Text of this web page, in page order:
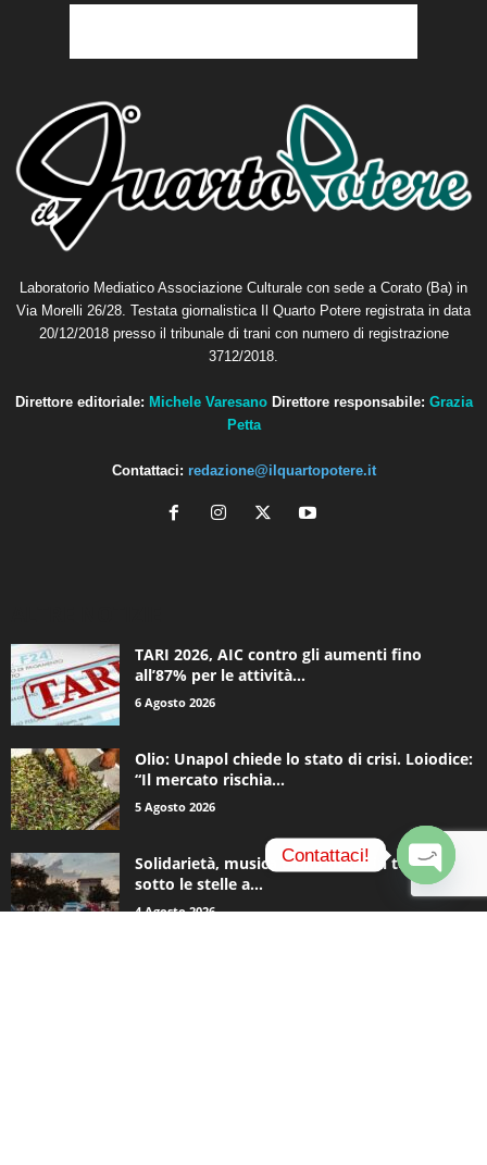
Laboratorio Mediatico Associazione Culturale con sede a Corato (Ba) in
Via Morelli 26/28. Testata giornalistica Il Quarto Potere registrata in data
20/12/2018 presso il tribunale di trani con numero di registrazione
3712/2018.
Direttore editoriale: Michele Varesano Direttore responsabile: Grazia
Petta
Contattaci: redazione@ilquartopotere.it
TARI 2026, AIC contro gli aumenti fino
all’87% per le attività...
6 Agosto 2026
Olio: Unapol chiede lo stato di crisi. Loiodice:
“Il mercato rischia...
5 Agosto 2026
Solidarietà, musica e una notte in tenda
sotto le stelle a...
4 Agosto 2026
Contattaci!
O